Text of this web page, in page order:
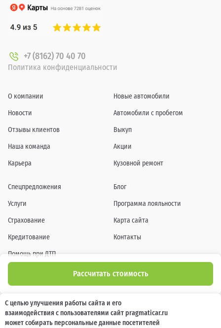
Рассчитать стоимость
+7 (8162) 70 40 70
Политика конфиденциальности
О компании
Новости
Отзывы клиентов
Наша команда
Карьера
Новые автомобили
Автомобили с пробегом
Выкуп
Акции
Кузовной ремонт
Спецпредложения
Услуги
Страхование
Кредитование
Помощь при ДТП
Блог
Программа лояльности
Карта сайта
Контакты
Информация о технических характеристиках, составе комплектаций, цветовой
гамме и стоимости автомобилей, а также действующих акциях, сроках и условиях
их проведения, указанных на сайте www.pragmaticar.ru, носит информационный
характер и ни при каких условиях не является публичной офертой,
С целью улучшения работы сайта и его
взаимодействия с пользователями сайт pragmaticar.ru
может собирать персональные данные посетителей